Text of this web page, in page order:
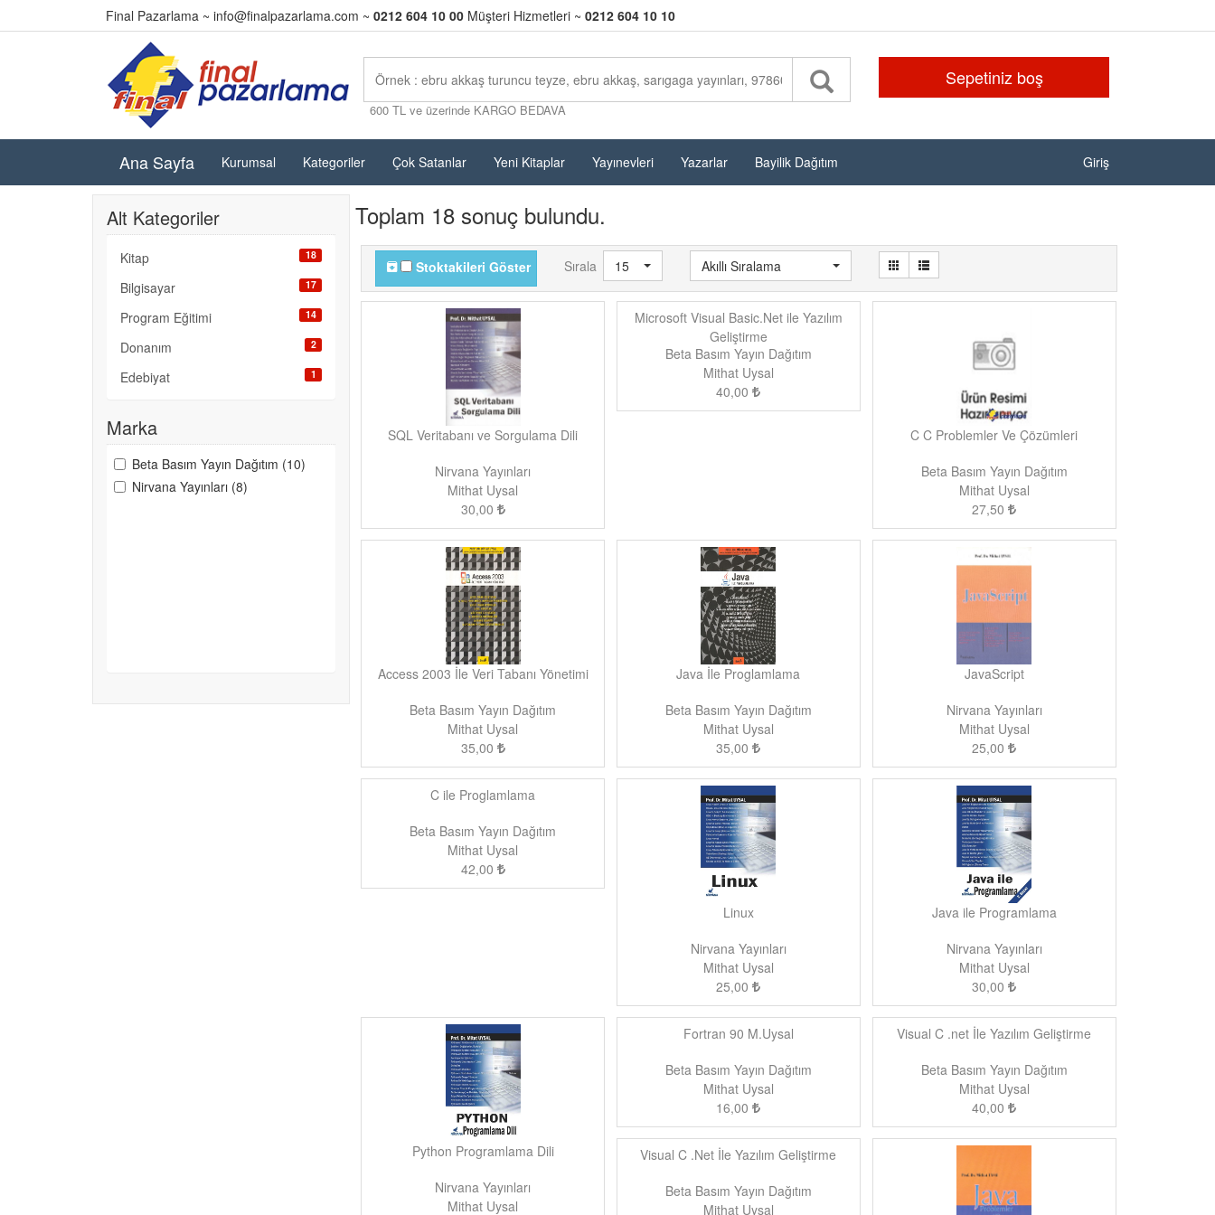
Final Pazarlama ~ info@finalpazarlama.com ~ 0212 604 10 00 Müşteri Hizmetleri ~ 0212 604 10 10
600 TL ve üzerinde KARGO BEDAVA
Sepetiniz boş
Ana Sayfa Kurumsal Kategoriler Çok Satanlar Yeni Kitaplar Yayınevleri Yazarlar Bayilik Dağıtım Giriş
Alt Kategoriler
Kitap 18
Bilgisayar 17
Program Eğitimi 14
Donanım 2
Edebiyat 1
Marka
Beta Basım Yayın Dağıtım (10)
Nirvana Yayınları (8)
Toplam 18 sonuç bulundu.
Stoktakileri Göster Sırala 15 Akıllı Sıralama
SQL Veritabanı ve Sorgulama Dili
Nirvana Yayınları
Mithat Uysal
30,00
Microsoft Visual Basic.Net ile Yazılım
Geliştirme
Beta Basım Yayın Dağıtım
Mithat Uysal
40,00
C C Problemler Ve Çözümleri
Beta Basım Yayın Dağıtım
Mithat Uysal
27,50
Access 2003 İle Veri Tabanı Yönetimi
Beta Basım Yayın Dağıtım
Mithat Uysal
35,00
Java İle Proglamlama
Beta Basım Yayın Dağıtım
Mithat Uysal
35,00
JavaScript
Nirvana Yayınları
Mithat Uysal
25,00
C ile Proglamlama
Beta Basım Yayın Dağıtım
Mithat Uysal
42,00
Linux
Nirvana Yayınları
Mithat Uysal
25,00
Java ile Programlama
Nirvana Yayınları
Mithat Uysal
30,00
Python Programlama Dili
Nirvana Yayınları
Mithat Uysal
Fortran 90 M.Uysal
Beta Basım Yayın Dağıtım
Mithat Uysal
16,00
Visual C .net İle Yazılım Geliştirme
Beta Basım Yayın Dağıtım
Mithat Uysal
40,00
Visual C .Net İle Yazılım Geliştirme
Beta Basım Yayın Dağıtım
Mithat Uysal